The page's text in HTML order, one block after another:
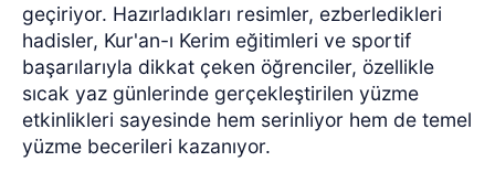
geçiriyor. Hazırladıkları resimler, ezberledikleri
hadisler, Kur'an-ı Kerim eğitimleri ve sportif
başarılarıyla dikkat çeken öğrenciler, özellikle
sıcak yaz günlerinde gerçekleştirilen yüzme
etkinlikleri sayesinde hem serinliyor hem de temel
yüzme becerileri kazanıyor.